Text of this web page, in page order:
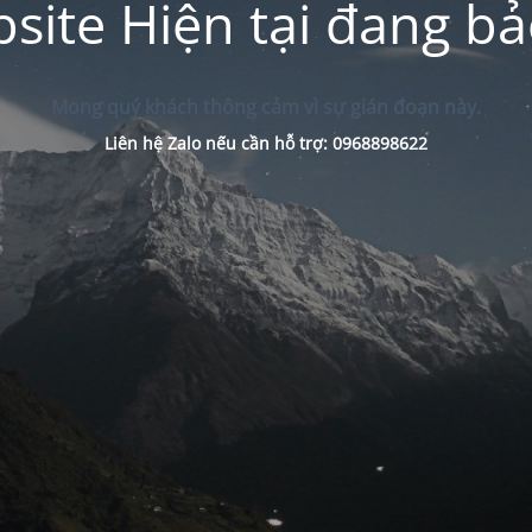
Hiện tại đang
Mong quý khách thông cảm vì sự gián đoạn này.
Liên hệ Zalo nếu cần hỗ trợ: 0968898622